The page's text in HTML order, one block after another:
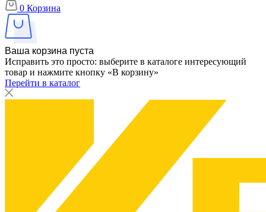
0 Корзина
Ваша корзина пуста
Исправить это просто: выберите в каталоге интересующий
товар и нажмите кнопку «В корзину»
Перейти в каталог